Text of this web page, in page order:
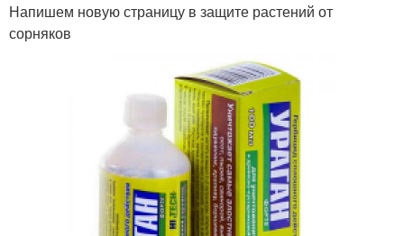
Напишем новую страницу в защите растений от
сорняков